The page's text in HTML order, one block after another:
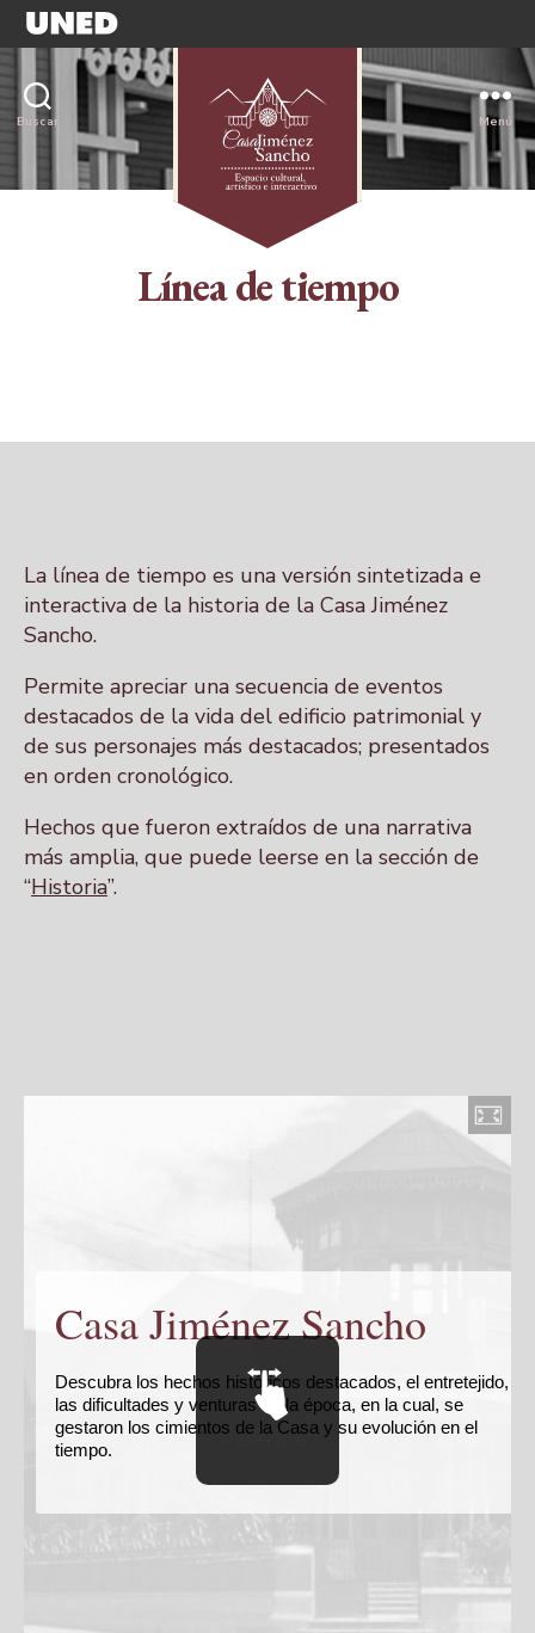
Buscar Menú
Línea de tiempo
La línea de tiempo es una versión sintetizada e
interactiva de la historia de la Casa Jiménez
Sancho.
Permite apreciar una secuencia de eventos
destacados de la vida del edificio patrimonial y
de sus personajes más destacados; presentados
en orden cronológico.
Hechos que fueron extraídos de una narrativa
más amplia, que puede leerse en la sección de
“Historia”.